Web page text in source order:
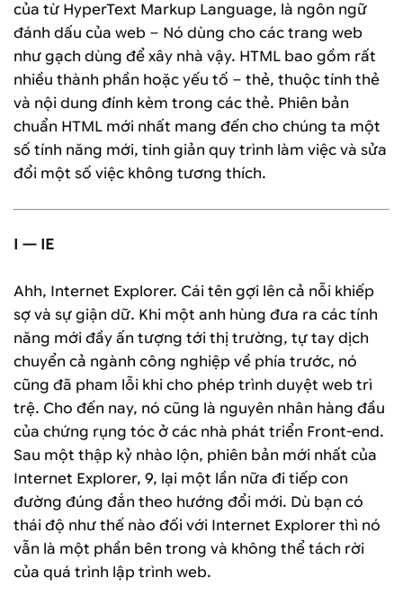
của từ HyperText Markup Language, là ngôn ngữ
đánh dấu của web – Nó dùng cho các trang web
như gạch dùng để xây nhà vậy. HTML bao gồm rất
nhiều thành phần hoặc yếu tố – thẻ, thuộc tính thẻ
và nội dung đính kèm trong các thẻ. Phiên bản
chuẩn HTML mới nhất mang đến cho chúng ta một
số tính năng mới, tinh giản quy trình làm việc và sửa
đổi một số việc không tương thích.
I — IE
Ahh, Internet Explorer. Cái tên gợi lên cả nỗi khiếp
sợ và sự giận dữ. Khi một anh hùng đưa ra các tính
năng mới đầy ấn tượng tới thị trường, tự tay dịch
chuyển cả ngành công nghiệp về phía trước, nó
cũng đã pham lỗi khi cho phép trình duyệt web trì
trệ. Cho đến nay, nó cũng là nguyên nhân hàng đầu
của chứng rụng tóc ở các nhà phát triển Front-end.
Sau một thập kỷ nhào lộn, phiên bản mới nhất của
Internet Explorer, 9, lại một lần nữa đi tiếp con
đường đúng đắn theo hướng đổi mới. Dù bạn có
thái độ như thế nào đối với Internet Explorer thì nó
vẫn là một phần bên trong và không thể tách rời
của quá trình lập trình web.